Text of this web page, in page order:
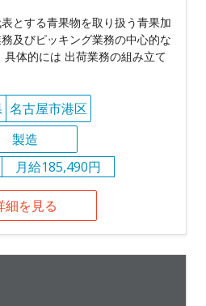
とする青果物を取り扱う青果加
及びピッキング業務の中心的な
体的には 出荷業務の組み立て
名古屋市港区
製造
月給185,490円
細を見る